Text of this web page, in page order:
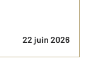
22 juin 2026